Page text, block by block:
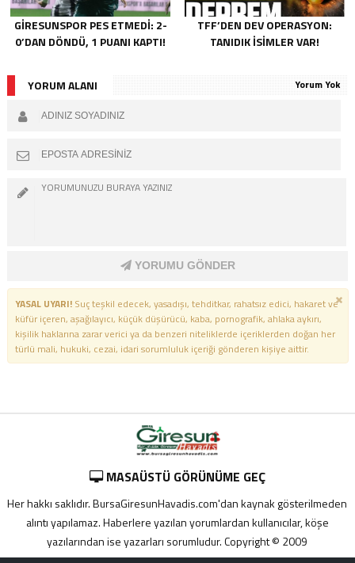
GIRESUNSPOR PES ETMEDI: 2-
0’DAN DÖNDÜ, 1 PUANI KAPTI!
TFF’DEN DEV OPERASYON:
TANIDIK İSIMLER VAR!
YORUM ALANI Yorum Yok
YORUMU GÖNDER
YASAL UYARI!Suç teşkil edecek, yasadışı, tehditkar, rahatsız edici, hakaret ve
küfür içeren, aşağılayıcı, küçük düşürücü, kaba, pornografik, ahlaka aykırı,
kişilik haklarına zarar verici ya da benzeri niteliklerde içeriklerden doğan her
türlü mali, hukuki, cezai, idari sorumluluk içeriği gönderen kişiye aittir.
MASAÜSTÜ GÖRÜNÜME GEÇ
Her hakkı saklıdır. BursaGiresunHavadis.com'dan kaynak gösterilmeden
alıntı yapılamaz. Haberlere yazılan yorumlardan kullanıcılar, köşe
yazılarından ise yazarları sorumludur. Copyright © 2009